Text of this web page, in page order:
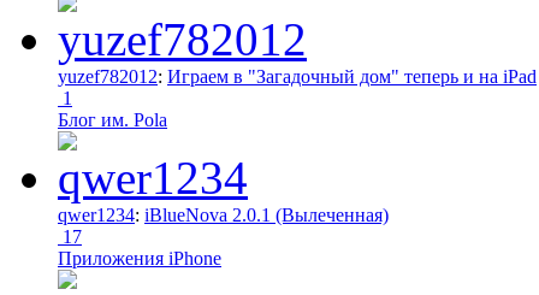
yuzef782012: Играем в "Загадочный дом" теперь и на iPad
1
Блог им. Pola
qwer1234: iBlueNova 2.0.1 (Вылеченная)
17
Приложения iPhone